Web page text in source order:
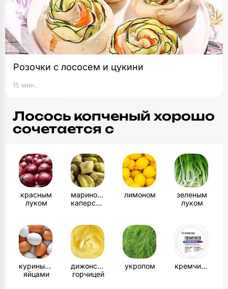
Розочки с лососем и цукини
15 мин.
Лосось копченый хорошо
сочетается с
красным
луком
маринованными
каперсами
лимоном
зеленым
луком
куриными
яйцами
дижонской
горчицей
укропом кремчизом